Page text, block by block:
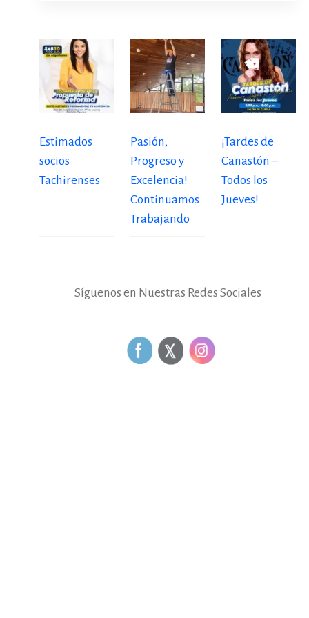
Estimados
socios
Tachirenses
Pasión,
Progreso y
Excelencia!
Continuamos
Trabajando
¡Tardes de
Canastón –
Todos los
Jueves!
Síguenos en Nuestras Redes Sociales